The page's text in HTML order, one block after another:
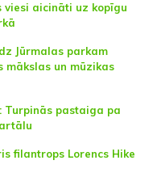
viesi aicināti uz kopīgu
Jūrmalas parkam
un mūzikas
Turpinās pastaiga pa
filantrops Lorencs Hike